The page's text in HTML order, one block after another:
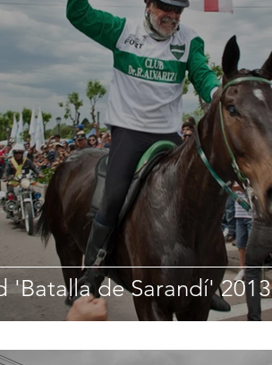
'Batalla de Sarandí' 2013